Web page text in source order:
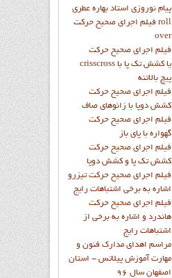
پيام نوروزي استاد بهاره عطري
فيلم اجراي صحيح حرکت roll
over
فيلم اجراي صحيح حركت
crisscross يا كشش تك پا با
پيچ بالاتنه
فيلم اجراي صحيح حرکت
كشش دوپا با زانوهاي صاف
فيلم اجراي صحيح حرکت
گهواره با پاي باز
فيلم اجراي صحيح حرکت
کشش تک پا و کشش دوپا
فيلم اجراي صحيح حرکت تيزرو
اشاره به برخي اشتباهات رايج
فيلم اجراي صحيح حرکت
هاندرد و اشاره به برخي از
اشتباهات رايج
مراسم اهدای مدارک فنون و
مهارت آموزش پیلاتس - استان
اصفهان سال 96